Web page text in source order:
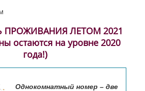
ПРОЖИВАНИЯ ЛЕТОМ 2021
остаются на уровне 2020
года!)
Однокомнатный номер – две